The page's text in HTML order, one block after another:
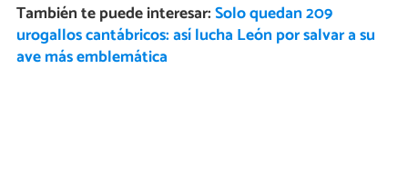
También te puede interesar:Solo quedan 209
urogallos cantábricos: así lucha León por salvar a su
ave más emblemática